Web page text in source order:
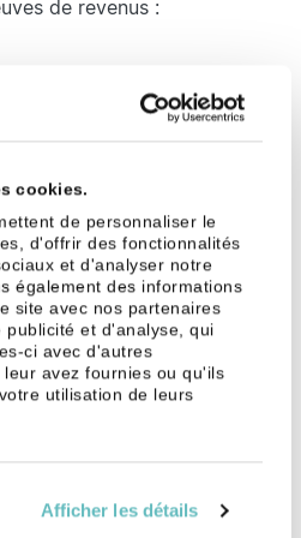
cookies.
de personnaliser le
d'offrir des fonctionnalités
et d'analyser notre
également des informations
site avec nos partenaires
publicité et d'analyse, qui
ci avec d'autres
avez fournies ou qu'ils
utilisation de leurs
Afficher les détails
de revenus :
de travail) montrant le
des bulletins
compensation :
indemnités telles que
maladie, ou accidents
et le compte de pertes et
de résultats sont